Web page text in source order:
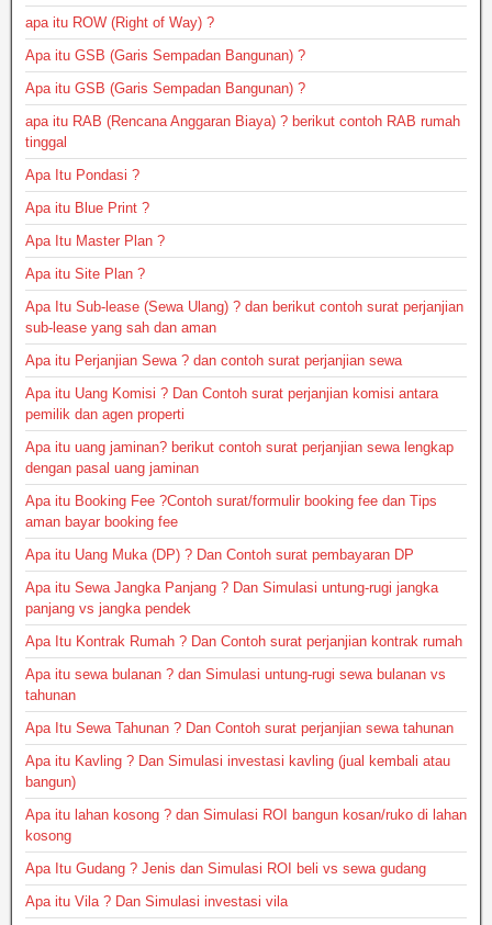
apa itu ROW (Right of Way) ?
Apa itu GSB (Garis Sempadan Bangunan) ?
Apa itu GSB (Garis Sempadan Bangunan) ?
apa itu RAB (Rencana Anggaran Biaya) ? berikut contoh RAB rumah
tinggal
Apa Itu Pondasi ?
Apa itu Blue Print ?
Apa Itu Master Plan ?
Apa itu Site Plan ?
Apa Itu Sub-lease (Sewa Ulang) ? dan berikut contoh surat perjanjian
sub-lease yang sah dan aman
Apa itu Perjanjian Sewa ? dan contoh surat perjanjian sewa
Apa itu Uang Komisi ? Dan Contoh surat perjanjian komisi antara
pemilik dan agen properti
Apa itu uang jaminan? berikut contoh surat perjanjian sewa lengkap
dengan pasal uang jaminan
Apa itu Booking Fee ?Contoh surat/formulir booking fee dan Tips
aman bayar booking fee
Apa itu Uang Muka (DP) ? Dan Contoh surat pembayaran DP
Apa itu Sewa Jangka Panjang ? Dan Simulasi untung-rugi jangka
panjang vs jangka pendek
Apa Itu Kontrak Rumah ? Dan Contoh surat perjanjian kontrak rumah
Apa itu sewa bulanan ? dan Simulasi untung-rugi sewa bulanan vs
tahunan
Apa Itu Sewa Tahunan ? Dan Contoh surat perjanjian sewa tahunan
Apa itu Kavling ? Dan Simulasi investasi kavling (jual kembali atau
bangun)
Apa itu lahan kosong ? dan Simulasi ROI bangun kosan/ruko di lahan
kosong
Apa Itu Gudang ? Jenis dan Simulasi ROI beli vs sewa gudang
Apa itu Vila ? Dan Simulasi investasi vila